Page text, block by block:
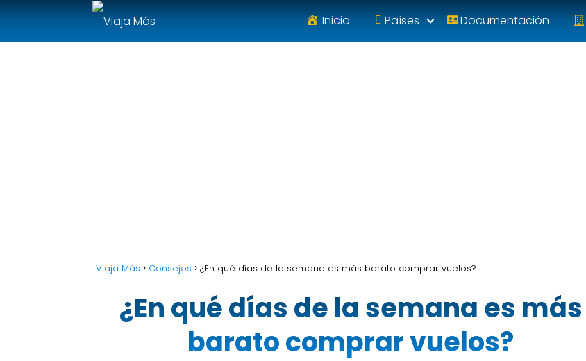
Inicio Países Documentación
Viaja Más Consejos ¿En qué días de la semana es más barato comprar vuelos?
¿En qué días de la semana es más
barato comprar vuelos?